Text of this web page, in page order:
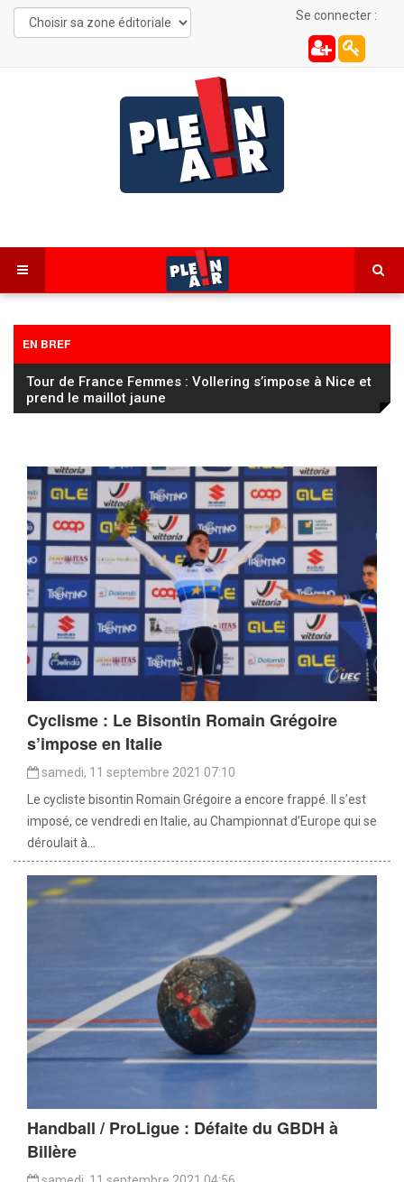
Se connecter :
EN BREF
Tour de France Femmes : Vollering s’impose à Nice et
prend le maillot jaune
Cyclisme : Le Bisontin Romain Grégoire
s’impose en Italie
samedi, 11 septembre 2021 07:10
Le cycliste bisontin Romain Grégoire a encore frappé. Il s’est
imposé, ce vendredi en Italie, au Championnat d’Europe qui se
déroulait à...
Handball / ProLigue : Défaite du GBDH à
Billère